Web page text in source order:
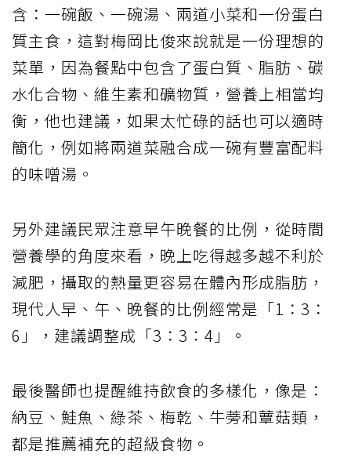
含：一碗飯、一碗湯、兩道小菜和一份蛋白
質主食，這對梅岡比俊來說就是一份理想的
菜單，因為餐點中包含了蛋白質、脂肪、碳
水化合物、維生素和礦物質，營養上相當均
衡，他也建議，如果太忙碌的話也可以適時
簡化，例如將兩道菜融合成一碗有豐富配料
的味噌湯。
另外建議民眾注意早午晚餐的比例，從時間
營養學的角度來看，晚上吃得越多越不利於
減肥，攝取的熱量更容易在體內形成脂肪，
現代人早、午、晚餐的比例經常是「1：3：
6」，建議調整成「3：3：4」。
最後醫師也提醒維持飲食的多樣化，像是：
納豆、鮭魚、綠茶、梅乾、牛蒡和蕈菇類，
都是推薦補充的超級食物。